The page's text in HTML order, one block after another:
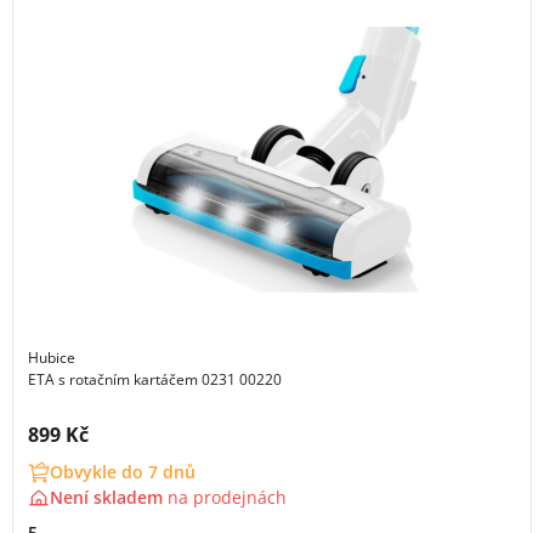
Hubice
ETA s rotačním kartáčem 0231 00220
Cena s DPH:
899 Kč
Obvykle do 7 dnů
Není skladem na prodejnách